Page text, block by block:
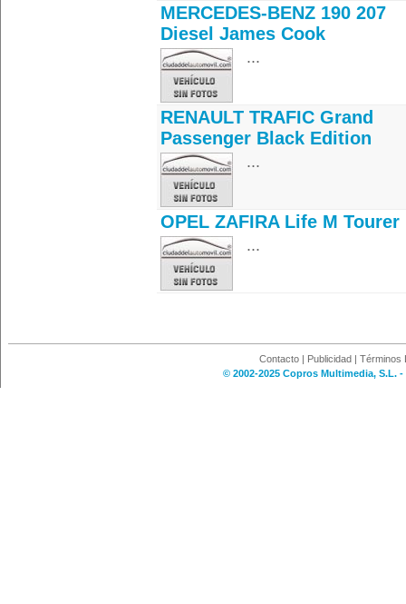
MERCEDES-BENZ 190 207
Diesel James Cook
...
RENAULT TRAFIC Grand
Passenger Black Edition
...
OPEL ZAFIRA Life M Tourer
...
Contacto | Publicidad | Términos
© 2002-2025 Copros Multimedia, S.L.